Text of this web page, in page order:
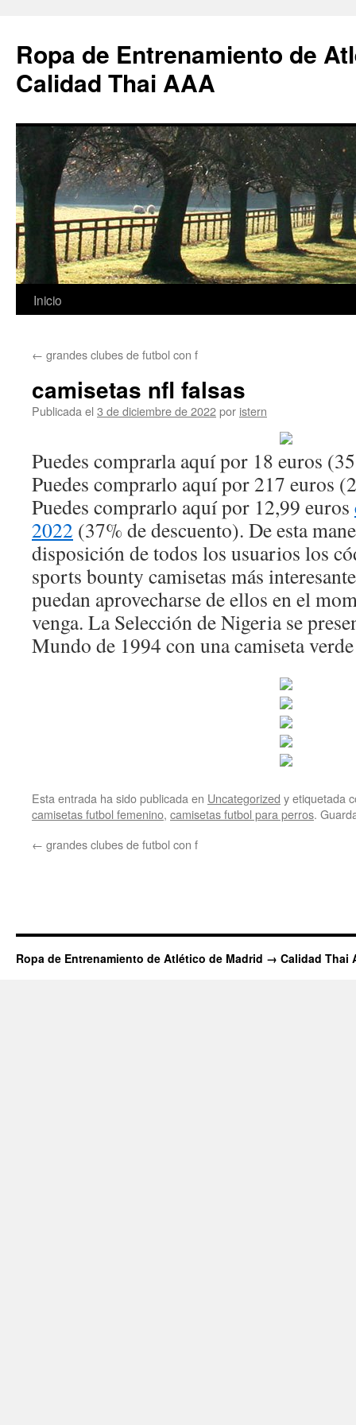
Ropa de Entrenamiento de
Calidad Thai AAA
Saltar
contenido
Inicio
← grandes clubes de futbol con f
camisetas nfl falsas
Publicada el 3 de diciembre de 2022por istern
Puedes comprarla aquí por 18 euros
Puedes comprarlo aquí por 217 euros
Puedes comprarlo aquí por 12,99 euros
2022 (37% de descuento). De esta
disposición de todos los usuarios los
sports bounty camisetas más
puedan aprovecharse de ellos en el
venga. La Selección de Nigeria se
Mundo de 1994 con una camiseta
Esta entrada ha sido publicada en Uncategorized y etiquetada
camisetas futbol femenino, camisetas futbol para perros.
← grandes clubes de futbol con f
Ropa de Entrenamiento de Atlético de Madrid → Calidad Thai